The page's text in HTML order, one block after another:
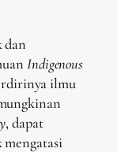
dan
Indigenous
ilmu
, dapat
mengatasi